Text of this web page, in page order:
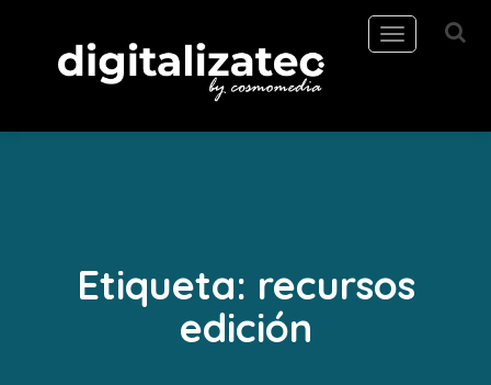
Toggle
navigation
Etiqueta: recursos
edición